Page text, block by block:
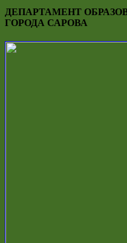
ДЕПАРТАМЕНТ
ГОРОДА САРОВА